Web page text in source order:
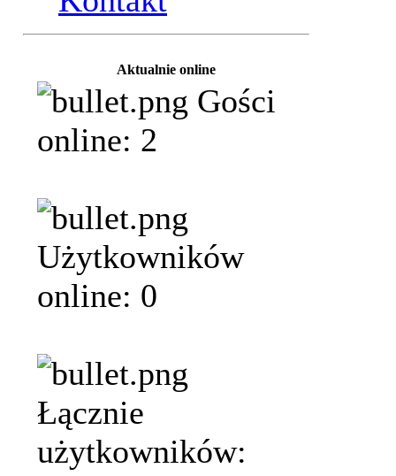
Aktualnie online
Gości
online: 2
Użytkowników
online: 0
Łącznie
użytkowników: